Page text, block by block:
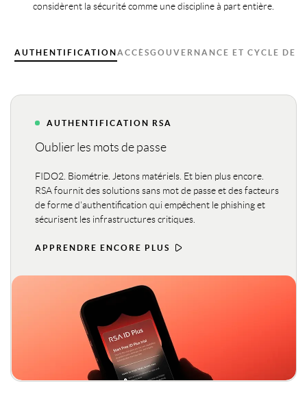
considèrent la sécurité comme une discipline à part entière.
AUTHENTIFICATION ACCÈSGOUVERNANCE ET CYCLE DE
AUTHENTIFICATION RSA
Oublier les mots de passe
FIDO2. Biométrie. Jetons matériels. Et bien plus encore.
RSA fournit des solutions sans mot de passe et des facteurs
de forme d'authentification qui empêchent le phishing et
sécurisent les infrastructures critiques.
APPRENDRE ENCORE PLUS
1000
2000
3000
4000
5000
10%
20%
30%
40%
50%